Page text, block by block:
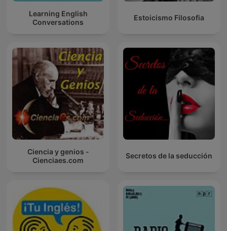
Learning English
Conversations
Estoicismo Filosofia
Ciencia y genios -
Cienciaes.com
Secretos de la seducción